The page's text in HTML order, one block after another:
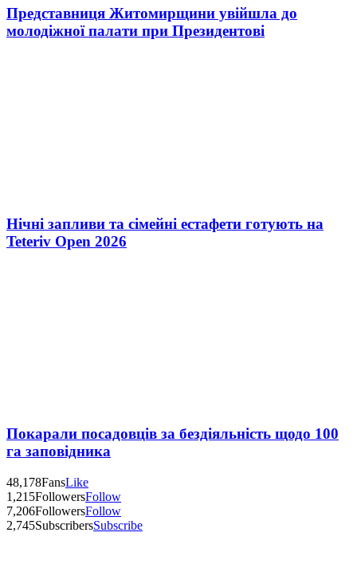
Представниця Житомирщини увійшла до
молодіжної палати при Президентові
Нічні запливи та сімейні естафети готують на
Teteriv Open 2026
Покарали посадовців за бездіяльність щодо 100
га заповідника
48,178FansLike
1,215FollowersFollow
7,206FollowersFollow
2,745SubscribersSubscribe